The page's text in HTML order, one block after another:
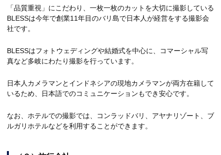
「品質重視」にこだわり、一枚一枚のカットを大切に撮影している
BLESSは今年で創業11年目のバリ島で日本人が経営をする撮影会
社です。
BLESSはフォトウェディングや結婚式を中心に、コマーシャル写
真など多岐にわたり撮影を行っています。
日本人カメラマンとインドネシアの現地カメラマンが両方在籍して
いるため、日本語でのコミュニケーションもでき安心です。
なお、ホテルでの撮影では、コンラッドバリ、アヤナリゾート、ブ
ルガリホテルなどを利用することができます。